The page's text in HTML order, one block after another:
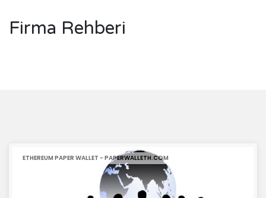
Firma Rehberi
ETHEREUM PAPER WALLET - PAPERWALLETH.COM